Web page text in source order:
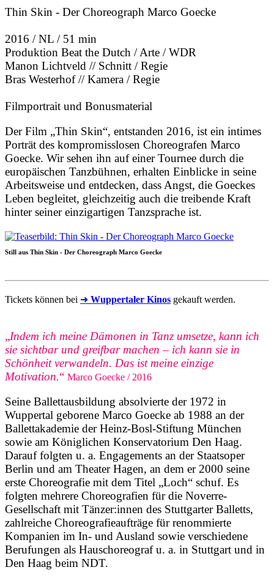
Thin Skin - Der Choreograph Marco Goecke
2016 / NL / 51 min
Produktion Beat the Dutch / Arte / WDR
Manon Lichtveld // Schnitt / Regie
Bras Westerhof // Kamera / Regie
Filmportrait und Bonusmaterial
Der Film „Thin Skin“, entstanden 2016, ist ein intimes
Porträt des kompromisslosen Choreografen Marco
Goecke. Wir sehen ihn auf einer Tournee durch die
europäischen Tanzbühnen, erhalten Einblicke in seine
Arbeitsweise und entdecken, dass Angst, die Goeckes
Leben begleitet, gleichzeitig auch die treibende Kraft
hinter seiner einzigartigen Tanzsprache ist.
Still aus Thin Skin - Der Choreograph Marco Goecke
Tickets können bei ➜ Wuppertaler Kinos gekauft werden.
„Indem ich meine Dämonen in Tanz umsetze, kann ich
sie sichtbar und greifbar machen – ich kann sie in
Schönheit verwandeln. Das ist meine einzige
Motivation.“ Marco Goecke / 2016
Seine Ballettausbildung absolvierte der 1972 in
Wuppertal geborene Marco Goecke ab 1988 an der
Ballettakademie der Heinz-Bosl-Stiftung München
sowie am Königlichen Konservatorium Den Haag.
Darauf folgten u. a. Engagements an der Staatsoper
Berlin und am Theater Hagen, an dem er 2000 seine
erste Choreografie mit dem Titel „Loch“ schuf. Es
folgten mehrere Choreografien für die Noverre-
Gesellschaft mit Tänzer:innen des Stuttgarter Balletts,
zahlreiche Choreografieaufträge für renommierte
Kompanien im In- und Ausland sowie verschiedene
Berufungen als Hauschoreograf u. a. in Stuttgart und in
Den Haag beim NDT.